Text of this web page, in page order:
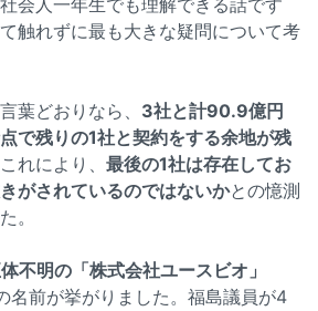
会人一年生でも理解できる話です
触れずに最も大きな疑問について考
葉どおりなら、 3社と計90.9億円
で残りの1社と契約をする余地が残
れにより、 最後の1社は存在してお
がされているのではないかとの憶測
。
不明の「株式会社ユースビオ」
名前が挙がりました。福島議員が4